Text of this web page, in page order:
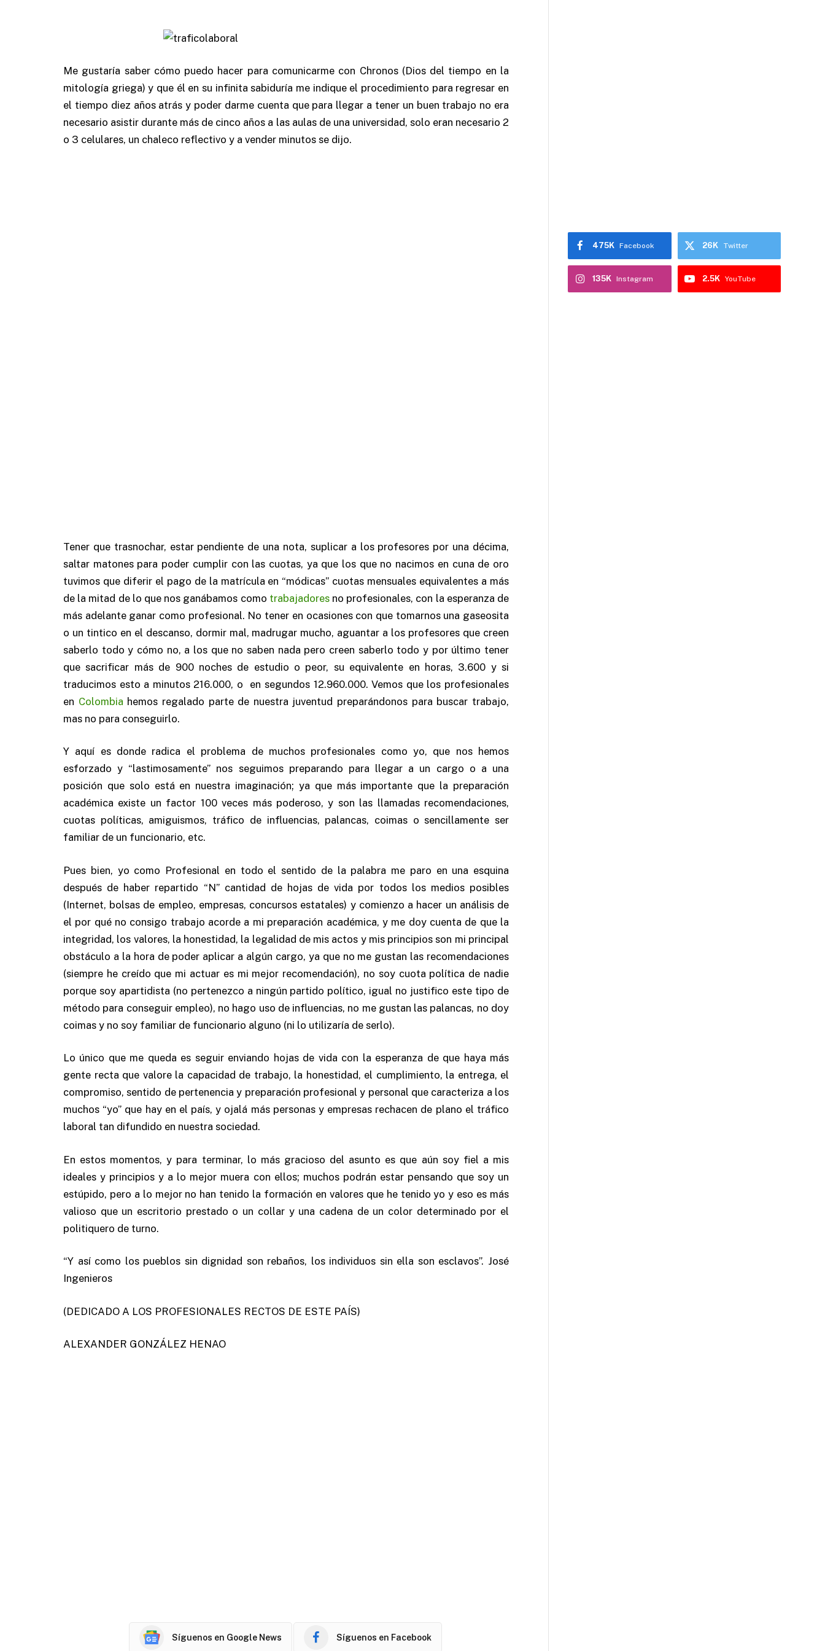
Me gustaría saber cómo puedo hacer para comunicarme con Chronos (Dios del tiempo en la
mitología griega) y que él en su infinita sabiduría me indique el procedimiento para regresar en
el tiempo diez años atrás y poder darme cuenta que para llegar a tener un buen trabajo no era
necesario asistir durante más de cinco años a las aulas de una universidad, solo eran necesario 2
o 3 celulares, un chaleco reflectivo y a vender minutos se dijo.
Tener que trasnochar, estar pendiente de una nota, suplicar a los profesores por una décima,
saltar matones para poder cumplir con las cuotas, ya que los que no nacimos en cuna de oro
tuvimos que diferir el pago de la matrícula en “módicas” cuotas mensuales equivalentes a más
de la mitad de lo que nos ganábamos como trabajadoresno profesionales, con la esperanza de
más adelante ganar como profesional. No tener en ocasiones con que tomarnos una gaseosita
o un tintico en el descanso, dormir mal, madrugar mucho, aguantar a los profesores que creen
saberlo todo y cómo no, a los que no saben nada pero creen saberlo todo y por último tener
que sacrificar más de 900 noches de estudio o peor, su equivalente en horas, 3.600 y si
traducimos esto a minutos 216.000, o en segundos 12.960.000. Vemos que los profesionales
en Colombia hemos regalado parte de nuestra juventud preparándonos para buscar trabajo,
mas no para conseguirlo.
Y aquí es donde radica el problema de muchos profesionales como yo, que nos hemos
esforzado y “lastimosamente” nos seguimos preparando para llegar a un cargo o a una
posición que solo está en nuestra imaginación; ya que más importante que la preparación
académica existe un factor 100 veces más poderoso, y son las llamadas recomendaciones,
cuotas políticas, amiguismos, tráfico de influencias, palancas, coimas o sencillamente ser
familiar de un funcionario, etc.
Pues bien, yo como Profesional en todo el sentido de la palabra me paro en una esquina
después de haber repartido “N” cantidad de hojas de vida por todos los medios posibles
(Internet, bolsas de empleo, empresas, concursos estatales) y comienzo a hacer un análisis de
el por qué no consigo trabajo acorde a mi preparación académica, y me doy cuenta de que la
integridad, los valores, la honestidad, la legalidad de mis actos y mis principios son mi principal
obstáculo a la hora de poder aplicar a algún cargo, ya que no me gustan las recomendaciones
(siempre he creído que mi actuar es mi mejor recomendación), no soy cuota política de nadie
porque soy apartidista (no pertenezco a ningún partido político, igual no justifico este tipo de
método para conseguir empleo), no hago uso de influencias, no me gustan las palancas, no doy
coimas y no soy familiar de funcionario alguno (ni lo utilizaría de serlo).
Lo único que me queda es seguir enviando hojas de vida con la esperanza de que haya más
gente recta que valore la capacidad de trabajo, la honestidad, el cumplimiento, la entrega, el
compromiso, sentido de pertenencia y preparación profesional y personal que caracteriza a los
muchos “yo” que hay en el país, y ojalá más personas y empresas rechacen de plano el tráfico
laboral tan difundido en nuestra sociedad.
En estos momentos, y para terminar, lo más gracioso del asunto es que aún soy fiel a mis
ideales y principios y a lo mejor muera con ellos; muchos podrán estar pensando que soy un
estúpido, pero a lo mejor no han tenido la formación en valores que he tenido yo y eso es más
valioso que un escritorio prestado o un collar y una cadena de un color determinado por el
politiquero de turno.
“Y así como los pueblos sin dignidad son rebaños, los individuos sin ella son esclavos”. José
Ingenieros
(DEDICADO A LOS PROFESIONALES RECTOS DE ESTE PAÍS)
ALEXANDER GONZÁLEZ HENAO
Síguenos en Google News Síguenos en Facebook
Facebook
475K Twitter
26K
Instagram
135K YouTube
2.5K